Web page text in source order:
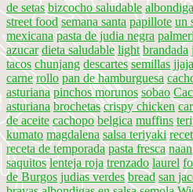
de setas bizcocho saludable
street food semana santa papillote un
mexicana pasta de judia negra
azucar dieta saludable light brandada
tacos chunjang descartes semillas
carne rollo pan de hamburguesa
asturiana pinchos morunos sobao
asturiana brochetas crispy chicken
de aceite cachopo belgica muffins
kumato magdalena salsa teriyaki
receta de temporada pasta fresca naan
saquitos lenteja roja trenzado laurel
de Burgos judias verdes bread san